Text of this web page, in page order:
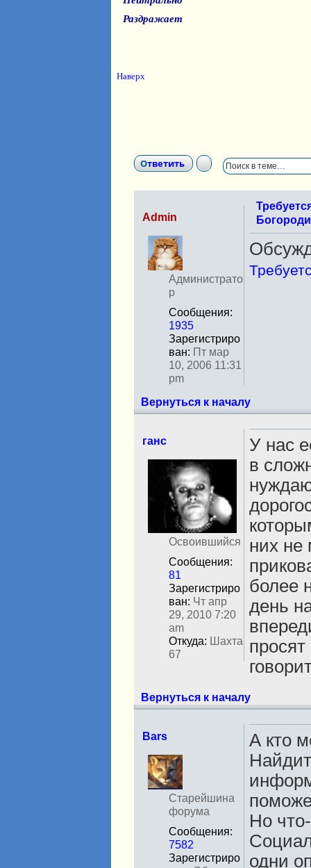
Раздражает
Наверх
Ответить
Admin
Н
е
в
Администрато
р
Сообщения:
1935
Зарегистриро
ван: Пт мар
10, 2006 11:31
pm
Вернуться к началу
ганс
Н
Освоившийся
Сообщения:
81
Зарегистриро
ван: Чт апр
29, 2010 7:20
am
Откуда: Шахта
67
У нас
в
них не
более
день
Вернуться к началу
Bars
Н
е
в
Старейшина
форума
Сообщения:
7582
Зарегистриро
А кто
Но
одни